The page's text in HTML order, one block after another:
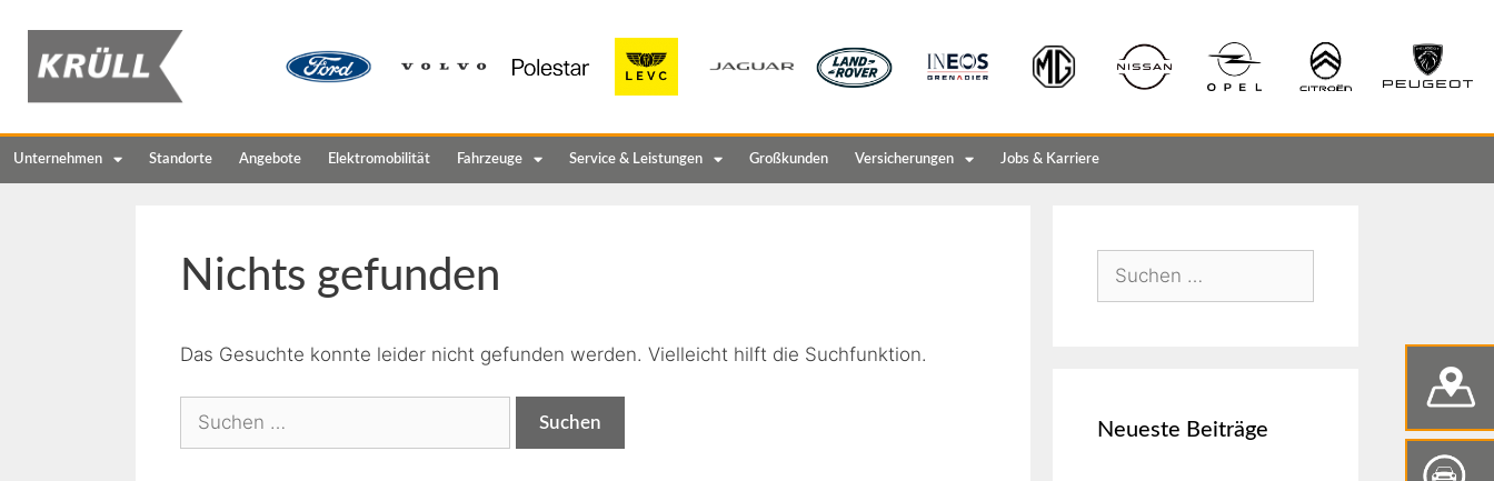
Unternehmen Standorte Angebote Elektromobilität Fahrzeuge Service & Leistungen Großkunden Versicherungen Jobs & Karriere
Nichts gefunden
Das Gesuchte konnte leider nicht gefunden werden. Vielleicht hilft die Suchfunktion.
Neueste Beiträge